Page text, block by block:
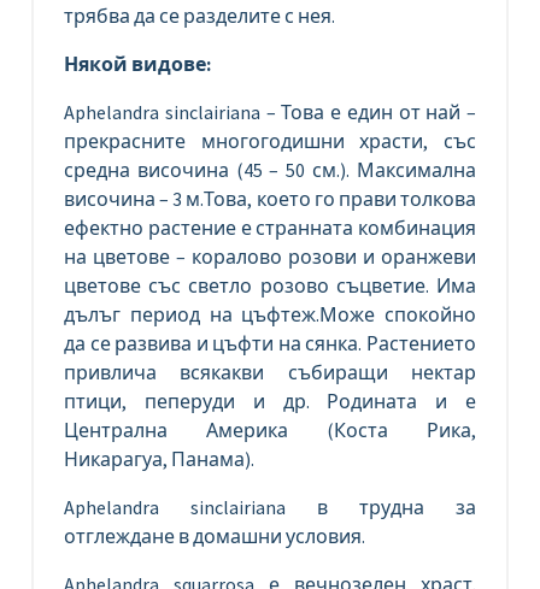
трябва да се разделите с нея.
Някой видове:
Aphelandra sinclairiana – Това е един от най –
прекрасните многогодишни храсти, със
средна височина (45 – 50 см.). Максимална
височина – 3 м.Това, което го прави толкова
ефектно растение е странната комбинация
на цветове – коралово розови и оранжеви
цветове със светло розово съцветие. Има
дълъг период на цъфтеж.Може спокойно
да се развива и цъфти на сянка. Растението
привлича всякакви събиращи нектар
птици, пеперуди и др. Родината и е
Централна Америка (Коста Рика,
Никарагуа, Панама).
Aphelandra sinclairiana в трудна за
отглеждане в домашни условия.
Aphelandra squarrosa е вечнозелен храст.